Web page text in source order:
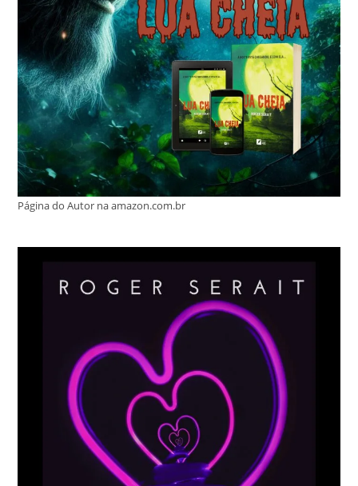
Página do Autor na amazon.com.br